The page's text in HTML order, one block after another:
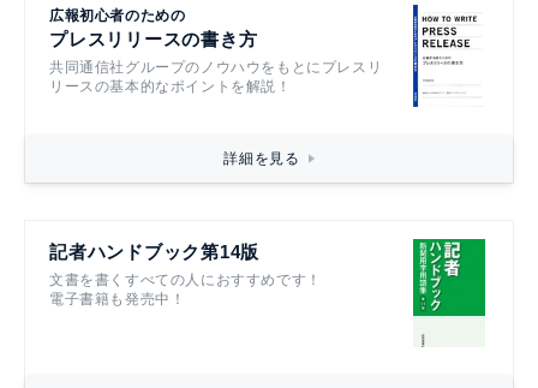
広報初心者のための
プレスリリースの書き方
共同通信社グループのノウハウをもとにプレスリ
リースの基本的なポイントを解説！
詳細を見る
記者ハンドブック第14版
文書を書くすべての人におすすめです！
電子書籍も発売中！